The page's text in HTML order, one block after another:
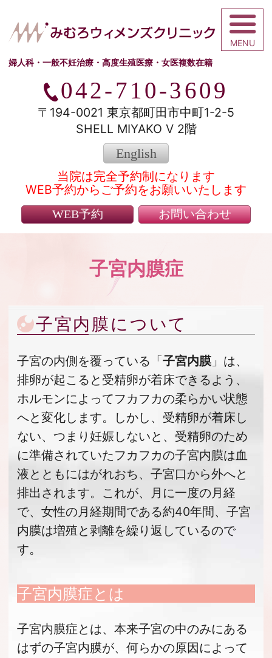
みむろウィメ
婦人科・一般不妊治療・高度生殖医療・女医複数在籍
042-710-3609
〒194-0021 東京都町田市中町1-2-5
SHELL MIYAKO V 2階
English
当院は完全予約制になります
WEB予約からご予約をお願いいたします
WEB予約 お問い合わせ
子宮内膜症
子宮内膜について
子宮の内側を覆っている「子宮内膜」は、
排卵が起こると受精卵が着床できるよう、
ホルモンによってフカフカの柔らかい状態
へと変化します。しかし、受精卵が着床し
ない、つまり妊娠しないと、受精卵のため
に準備されていたフカフカの子宮内膜は血
液とともにはがれおち、子宮口から外へと
排出されます。これが、月に一度の月経
で、女性の月経期間である約40年間、子宮
内膜は増殖と剥離を繰り返しているので
す。
子宮内膜症とは
子宮内膜症とは、本来子宮の中のみにある
はずの子宮内膜が、何らかの原因によって